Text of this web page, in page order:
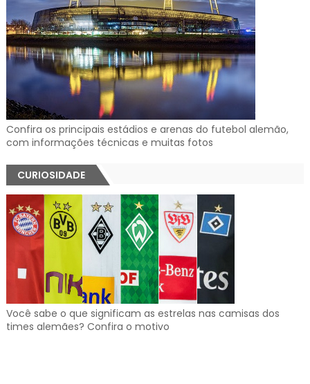
Confira os principais estádios e arenas do futebol alemão,
com informações técnicas e muitas fotos
CURIOSIDADE
Você sabe o que significam as estrelas nas camisas dos
times alemães? Confira o motivo